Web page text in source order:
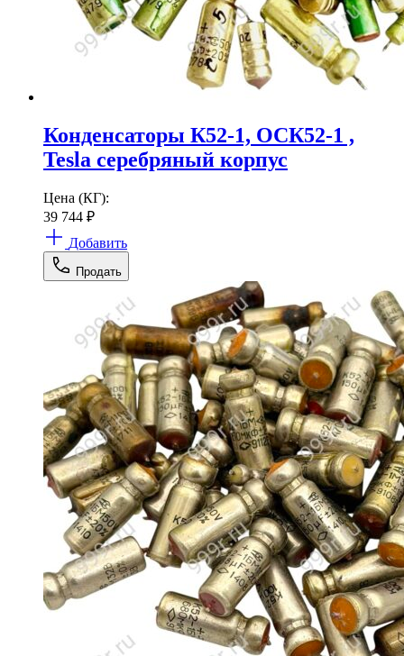
Конденсаторы К52-1, ОСК52-1 ,
Tesla серебряный корпус
Цена (КГ):
39 744 ₽
Добавить
Продать